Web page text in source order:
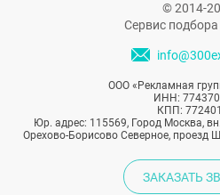
© 2014-
Сервис подбора
ООО «Рекламная
ИНН:
КПП:
Юр. адрес: 115569, Город Москва,
Орехово-Борисово Северное, проезд
ЗАКАЗАТЬ